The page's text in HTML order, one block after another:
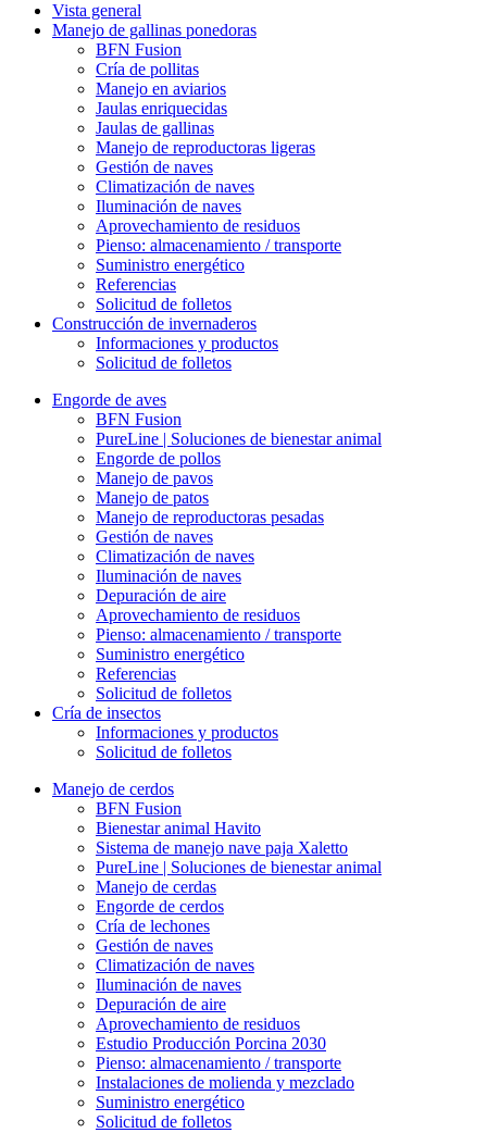
Vista general
Manejo de gallinas ponedoras
BFN Fusion
Cría de pollitas
Manejo en aviarios
Jaulas enriquecidas
Jaulas de gallinas
Manejo de reproductoras ligeras
Gestión de naves
Climatización de naves
Iluminación de naves
Aprovechamiento de residuos
Pienso: almacenamiento / transporte
Suministro energético
Referencias
Solicitud de folletos
Construcción de invernaderos
Informaciones y productos
Solicitud de folletos
Engorde de aves
BFN Fusion
PureLine | Soluciones de bienestar animal
Engorde de pollos
Manejo de pavos
Manejo de patos
Manejo de reproductoras pesadas
Gestión de naves
Climatización de naves
Iluminación de naves
Depuración de aire
Aprovechamiento de residuos
Pienso: almacenamiento / transporte
Suministro energético
Referencias
Solicitud de folletos
Cría de insectos
Informaciones y productos
Solicitud de folletos
Manejo de cerdos
BFN Fusion
Bienestar animal Havito
Sistema de manejo nave paja Xaletto
PureLine | Soluciones de bienestar animal
Manejo de cerdas
Engorde de cerdos
Cría de lechones
Gestión de naves
Climatización de naves
Iluminación de naves
Depuración de aire
Aprovechamiento de residuos
Estudio Producción Porcina 2030
Pienso: almacenamiento / transporte
Instalaciones de molienda y mezclado
Suministro energético
Solicitud de folletos